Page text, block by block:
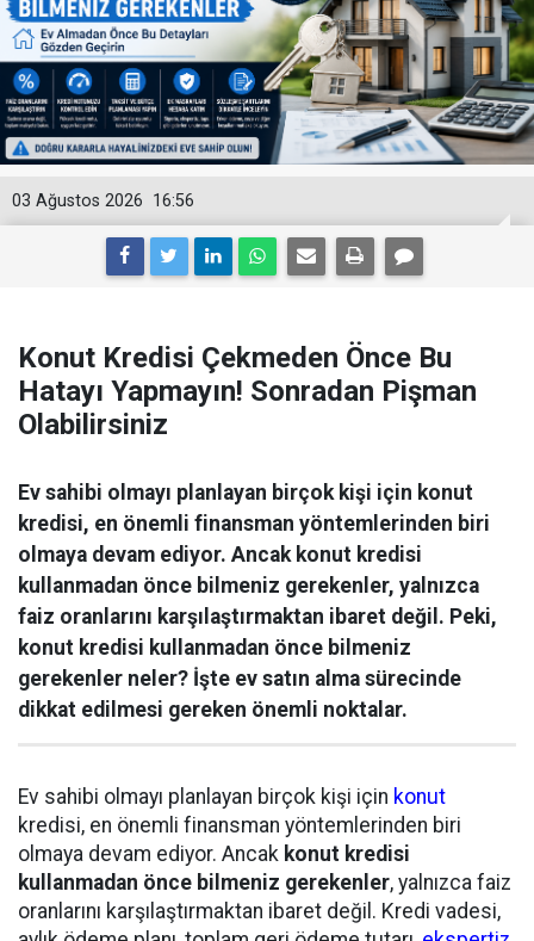
16:56
03 Ağustos 2026
Konut Kredisi Çekmeden Önce Bu
Hatayı Yapmayın! Sonradan Pişman
Olabilirsiniz
Ev sahibi olmayı planlayan birçok kişi için konut
kredisi, en önemli finansman yöntemlerinden biri
olmaya devam ediyor. Ancak konut kredisi
kullanmadan önce bilmeniz gerekenler, yalnızca
faiz oranlarını karşılaştırmaktan ibaret değil. Peki,
konut kredisi kullanmadan önce bilmeniz
gerekenler neler? İşte ev satın alma sürecinde
dikkat edilmesi gereken önemli noktalar.
Ev sahibi olmayı planlayan birçok kişi için konut
kredisi, en önemli finansman yöntemlerinden biri
olmaya devam ediyor. Ancak konut kredisi
kullanmadan önce bilmeniz gerekenler, yalnızca faiz
oranlarını karşılaştırmaktan ibaret değil. Kredi vadesi,